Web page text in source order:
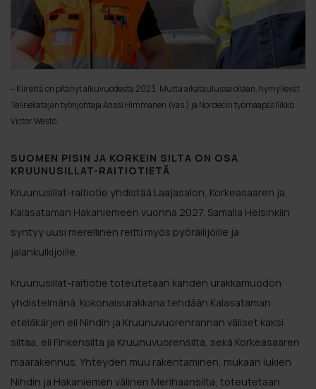
SUOMEN PISIN JA KORKEIN SILTA ON OSA
KRUUNUSILLAT-RAITIOTIETÄ
Kruunusillat-raitiotie yhdistää Laajasalon, Korkeasaaren ja
Kalasataman Hakaniemeen vuonna 2027. Samalla Helsinkiin
syntyy uusi merellinen reitti myös pyöräilijöille ja
jalankulkijoille.
Kruunusillat-raitiotie toteutetaan kahden urakkamuodon
yhdistelmänä. Kokonaisurakkana tehdään Kalasataman
eteläkärjen eli Nihdin ja Kruunuvuorenrannan väliset kaksi
siltaa, eli Finkensilta ja Kruunuvuorensilta, sekä Korkeasaaren
maarakennus. Yhteyden muu rakentaminen, mukaan lukien
Nihdin ja Hakaniemen välinen Merihaansilta, toteutetaan
– Kiirettä on pitänyt alkuvuodesta 2023. Mutta aikataulussa ollaan, hymyilevät
Telinekatajan työnjohtaja Anssi Himmanen (vas.) ja Nordecin työmaapäällikkö
Victor Westö.